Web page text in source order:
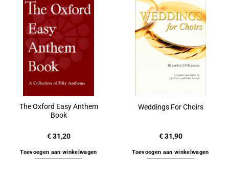
The Oxford Easy Anthem
Book
€31,20
Toevoegen aan winkelwagen
Weddings For Choirs
€31,90
Toevoegen aan winkelwagen